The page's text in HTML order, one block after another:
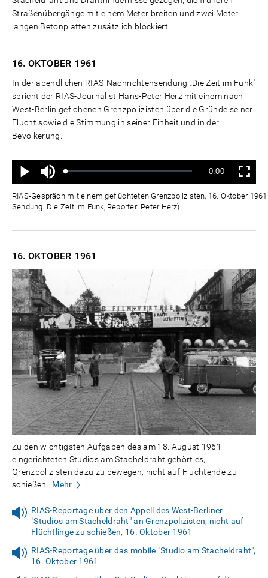
Straßenübergänge mit einem Meter breiten und zwei Meter
langen Betonplatten zusätzlich blockiert.
16. OKTOBER 1961
In der abendlichen RIAS-Nachrichtensendung „Die Zeit im Funk"
spricht der RIAS-Journalist Hans-Peter Herz mit einem nach
West-Berlin geflohenen Grenzpolizisten über die Gründe seiner
Flucht sowie die Stimmung in seiner Einheit und in der
Bevölkerung.
Wiedergabe
Ton
aus
Geladen:
Status:
Verbleibende
Zeit
-0:00 Vollbild
RIAS-Gespräch mit einem geflüchteten Grenzpolizisten, 16. Oktober
Sendung: Die Zeit im Funk, Reporter: Peter Herz)
16. OKTOBER 1961
Zu den wichtigsten Aufgaben des am 18. August 1961
eingerichteten Studios am Stacheldraht gehört es,
Grenzpolizisten dazu zu bewegen, nicht auf Flüchtende zu
schießen.
Mehr
RIAS-Reportage über den Appell des West-Berliner
"Studios am Stacheldraht" an Grenzpolizisten, nicht auf
Flüchtlinge zu schießen, 16. Oktober 1961
RIAS-Reportage über das mobile "Studio am Stacheldraht",
16. Oktober 1961